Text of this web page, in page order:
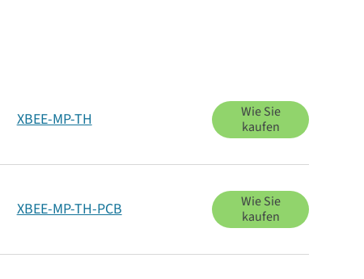
XBEE-MP-TH
Wie Sie
kaufen
XBEE-MP-TH-PCB
Wie Sie
kaufen